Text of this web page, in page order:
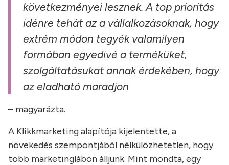
következményei lesznek. A top prioritás
idénre tehát az a vállalkozásoknak, hogy
extrém módon tegyék valamilyen
formában egyedivé a terméküket,
szolgáltatásukat annak érdekében, hogy
az eladható maradjon
– magyarázta.
A Klikkmarketing alapítója kijelentette, a
növekedés szempontjából nélkülözhetetlen, hogy
több marketinglábon álljunk. Mint mondta, egy